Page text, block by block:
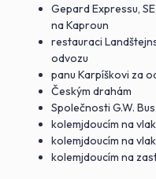
Gepard Expressu,
na Kaproun
restauraci
odvozu
panu Karpíškovi za
Českým drahám
Společnosti G.W. Bus
kolemjdoucím na
kolemjdoucím na
kolemjdoucím na